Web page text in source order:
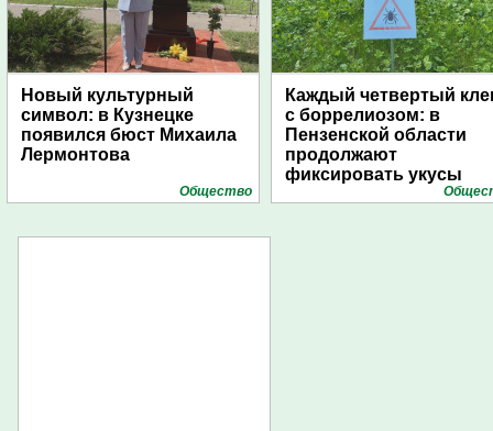
Новый культурный
символ: в Кузнецке
появился бюст Михаила
Лермонтова
Общество
Каждый четвертый
с боррелиозом: в
Пензенской области
продолжают
фиксировать укусы